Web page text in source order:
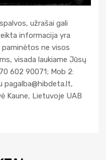
užrašai gali
informacija yra
ne visos
visada laukiame Jūsų
602 90071; Mob 2:
pagalba@hibdeta.lt,
Kaune, Lietuvoje UAB